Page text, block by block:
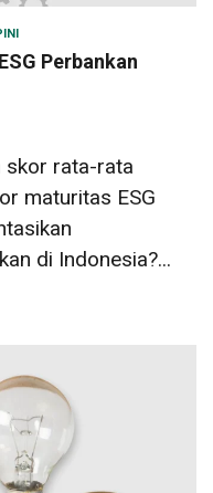
Perbankan
skor rata-rata
maturitas ESG
di Indonesia?...